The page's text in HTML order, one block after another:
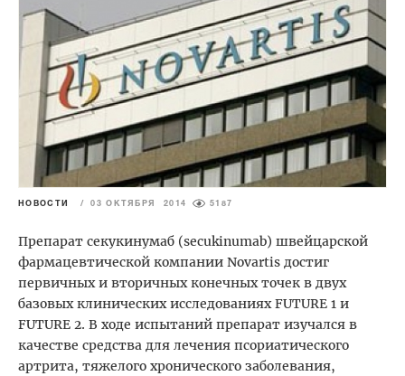
НОВОСТИ / 03 ОКТЯБРЯ 2014 5187
Препарат секукинумаб (secukinumab) швейцарской
фармацевтической компании Novartis достиг
первичных и вторичных конечных точек в двух
базовых клинических исследованиях FUTURE 1 и
FUTURE 2. В ходе испытаний препарат изучался в
качестве средства для лечения псориатического
артрита, тяжелого хронического заболевания,